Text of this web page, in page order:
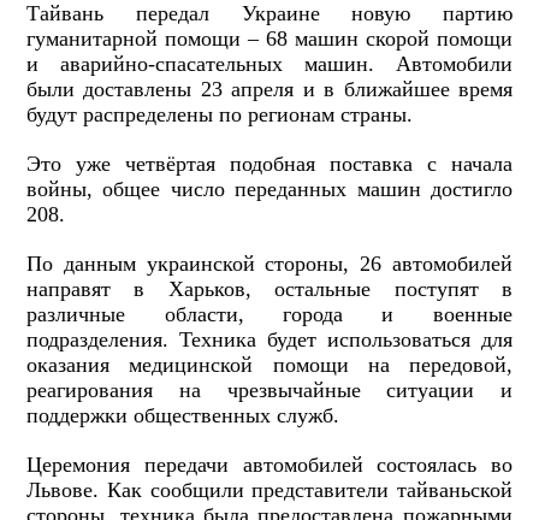
Тайвань передал Украине новую партию
гуманитарной помощи – 68 машин скорой помощи
и аварийно-спасательных машин. Автомобили
были доставлены 23 апреля и в ближайшее время
будут распределены по регионам страны.
Это уже четвёртая подобная поставка с начала
войны, общее число переданных машин достигло
208.
По данным украинской стороны, 26 автомобилей
направят в Харьков, остальные поступят в
различные области, города и военные
подразделения. Техника будет использоваться для
оказания медицинской помощи на передовой,
реагирования на чрезвычайные ситуации и
поддержки общественных служб.
Церемония передачи автомобилей состоялась во
Львове. Как сообщили представители тайваньской